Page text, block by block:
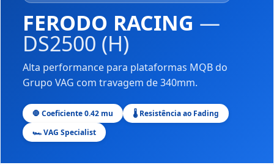
FERODO RACING —
DS2500 (H)
Alta performance para plataformas MQB do
Grupo VAG com travagem de 340mm.
🛑 Coeficiente 0.42 mu
🌡️ Resistência ao Fading
🏎️ VAG Specialist